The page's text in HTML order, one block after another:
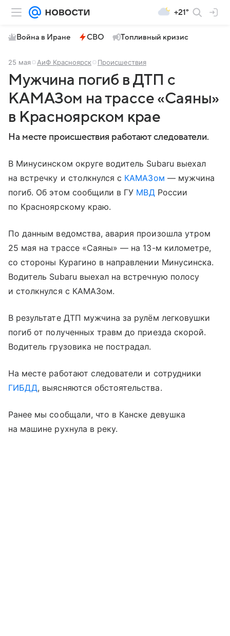
+21°
Война в Иране СВО Топливный кризис
25 мая АиФ Красноярск Происшествия
Мужчина погиб в ДТП с
КАМАЗом на трассе «Саяны»
в Красноярском крае
На месте происшествия работают следователи.
В Минусинском округе водитель Subaru выехал
на встречку и столкнулся с КАМАЗом — мужчина
погиб. Об этом сообщили в ГУ МВДРоссии
по Красноярскому краю.
По данным ведомства, авария произошла утром
25 мая на трассе «Саяны» — на 13-м километре,
со стороны Курагино в направлении Минусинска.
Водитель Subaru выехал на встречную полосу
и столкнулся с КАМАЗом.
В результате ДТП мужчина за рулём легковушки
погиб от полученных травм до приезда скорой.
Водитель грузовика не пострадал.
На месте работают следователи и сотрудники
ГИБДД, выясняются обстоятельства.
Ранее мы сообщали, что в Канске девушка
на машине рухнула в реку.